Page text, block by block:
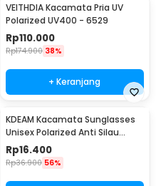
VEITHDIA Kacamata Pria UV
Polarized UV400 - 6529
Rp110.000
Rp174.900 38%
+ Keranjang
KDEAM Kacamata Sunglasses
Unisex Polarized Anti Silau
Outdoor UV200 KD156 - KD156
Rp16.400
Rp36.900 56%